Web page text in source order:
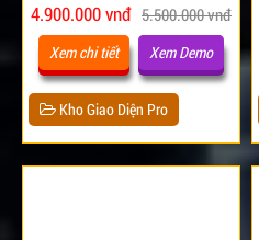
4.900.000 vnđ 5.500.000 vnđ
Xem chi tiết Xem Demo
Kho Giao Diện Pro